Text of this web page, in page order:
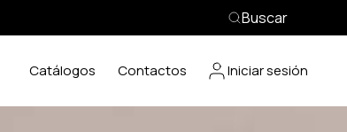
Buscar
Catálogos Contactos Iniciar sesión